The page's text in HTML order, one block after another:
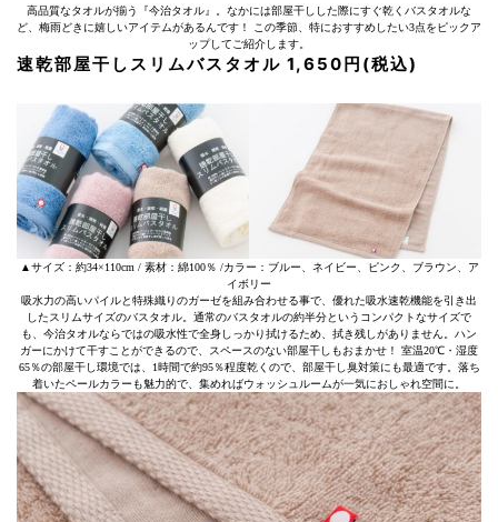
高品質なタオルが揃う『今治タオル』。なかには部屋干しした際にすぐ乾くバスタオルな
ど、梅雨どきに嬉しいアイテムがあるんです！ この季節、特におすすめしたい3点をピックア
ップしてご紹介します。
速乾部屋干しスリムバスタオル 1,650円(税込)
▲サイズ：約34×110cm / 素材：綿100％ /カラー：ブルー、ネイビー、ピンク、ブラウン、ア
イボリー
吸水力の高いパイルと特殊織りのガーゼを組み合わせる事で、優れた吸水速乾機能を引き出
したスリムサイズのバスタオル。通常のバスタオルの約半分というコンパクトなサイズで
も、今治タオルならではの吸水性で全身しっかり拭けるため、拭き残しがありません。ハン
ガーにかけて干すことができるので、スペースのない部屋干しもおまかせ！ 室温20℃・湿度
65％の部屋干し環境では、1時間で約95％程度乾くので、部屋干し臭対策にも最適です。落ち
着いたペールカラーも魅力的で、集めればウォッシュルームが一気におしゃれ空間に。